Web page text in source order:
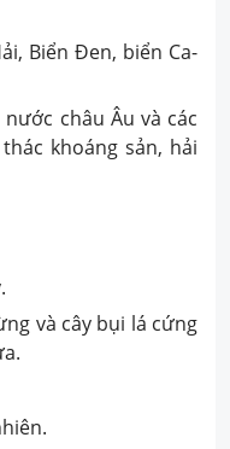
Biển Đen, biển Ca-
châu Âu và các
khoáng sản, hải
và cây bụi lá cứng